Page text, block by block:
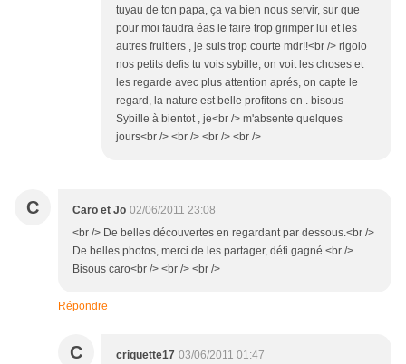
tuyau de ton papa, ça va bien nous servir, sur que
pour moi faudra éas le faire trop grimper lui et les
autres fruitiers , je suis trop courte mdr!!<br /> rigolo
nos petits defis tu vois sybille, on voit les choses et
les regarde avec plus attention aprés, on capte le
regard, la nature est belle profitons en . bisous
Sybille à bientot , je<br /> m'absente quelques
jours<br /> <br /> <br /> <br />
C Caro et Jo 02/06/2011 23:08
<br /> De belles découvertes en regardant par dessous.<br />
De belles photos, merci de les partager, défi gagné.<br />
Bisous caro<br /> <br /> <br />
Répondre
C criquette17 03/06/2011 01:47